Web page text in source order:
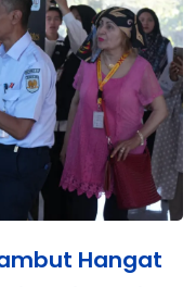
Hangat